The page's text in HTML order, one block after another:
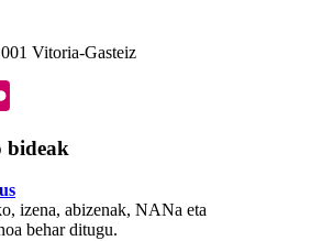
Vitoria-Gasteiz
bideak
izena, abizenak, NANa eta
behar ditugu.